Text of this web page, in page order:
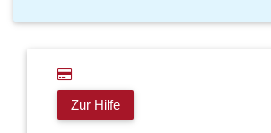
Zur Hilfe